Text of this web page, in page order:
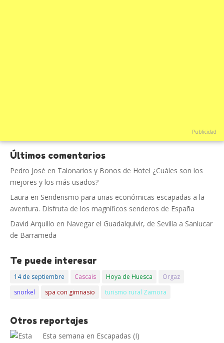
Publicidad
Últimos comentarios
Pedro José en Talonarios y Bonos de Hotel ¿Cuáles son los
mejores y los más usados?
Laura en Senderismo para unas económicas escapadas a la
aventura. Disfruta de los magníficos senderos de España
David Arquillo en Navegar el Guadalquivir, de Sevilla a Sanlucar
de Barrameda
Te puede interesar
14 de septiembre Cascais Hoya de Huesca
Orgaz
snorkel
spa con gimnasio turismo rural Zamora
Otros reportajes
Esta semana en Escapadas (I)